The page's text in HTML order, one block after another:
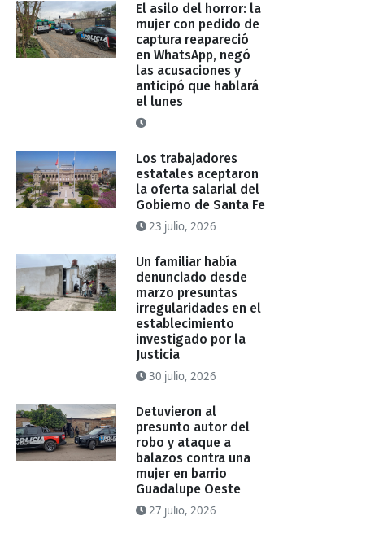
El asilo del horror: la
mujer con pedido de
captura reapareció
en WhatsApp, negó
las acusaciones y
anticipó que hablará
el lunes
Los trabajadores
estatales aceptaron
la oferta salarial del
Gobierno de Santa Fe
23 julio, 2026
Un familiar había
denunciado desde
marzo presuntas
irregularidades en el
establecimiento
investigado por la
Justicia
30 julio, 2026
Detuvieron al
presunto autor del
robo y ataque a
balazos contra una
mujer en barrio
Guadalupe Oeste
27 julio, 2026